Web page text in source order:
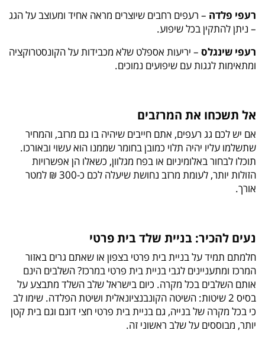
רעפי פלדה – רעפים רחבים שיוצרים מראה אחיד ומעוצב על הגג
– ניתן להתקין בכל שיפוע.
רעפי שינגלס – יריעות אספלט שלא מכבידות על הקונסטרוקציה
ומתאימות לגגות עם שיפועים נמוכים.
אל תשכחו את המרזבים
אם יש לכם גג רעפים, אתם חייבים שיהיה בו גם מרזב, והמחיר
שתשלמו עליו יהיה תלוי כמובן בחומר שממנו הוא עשוי ובאורכו.
תוכלו לבחור באלומיניום או בפח מגלוון, כשאלו הן אפשרויות
הזולות יותר, לעומת מרזב נחושת שיעלה לכם כ-300 ₪ למטר
אורך.
נעים להכיר: בניית שלד בית פרטי
חלמתם תמיד על בניית בית פרטי בצפון או שאתם גרים באזור
המרכז ומתעניינים לגבי בניית בית פרטי במרכז? השלבים הינם
אותם השלבים בכל מקרה. כיום בישראל שלב השלד מתבצע על
בסיס 2 שיטות: השיטה הקונבנציונאלית ושיטת הפלדה. שימו לב
כי בכל מקרה של בנייה, גם בניית בית פרטי חצי דונם וגם בית קטן
יותר, מבוססים על שלב ראשוני זה.